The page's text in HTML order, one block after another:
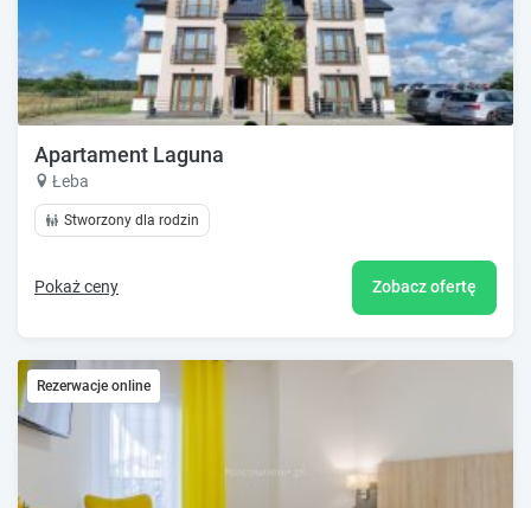
Apartament Laguna
Łeba
Stworzony dla rodzin
Pokaż ceny Zobacz ofertę
Rezerwacje online